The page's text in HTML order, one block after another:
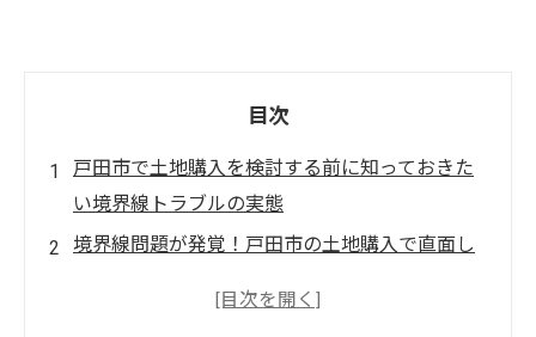
目次
戸田市で土地購入を検討する前に知っておきた
い境界線トラブルの実態
境界線問題が発覚！戸田市の土地購入で直面し